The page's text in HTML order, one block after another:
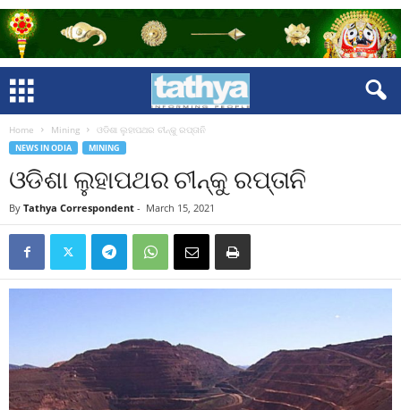
Home Mining ଓଡିଶା ଲୁହାପଥର ଚୀନ୍‍କୁ ରପ୍ତାନି
NEWS IN ODIA MINING
ଓଡିଶା ଲୁହାପଥର ଚୀନ୍‍କୁ ରପ୍ତାନି
By Tathya Correspondent - March 15, 2021